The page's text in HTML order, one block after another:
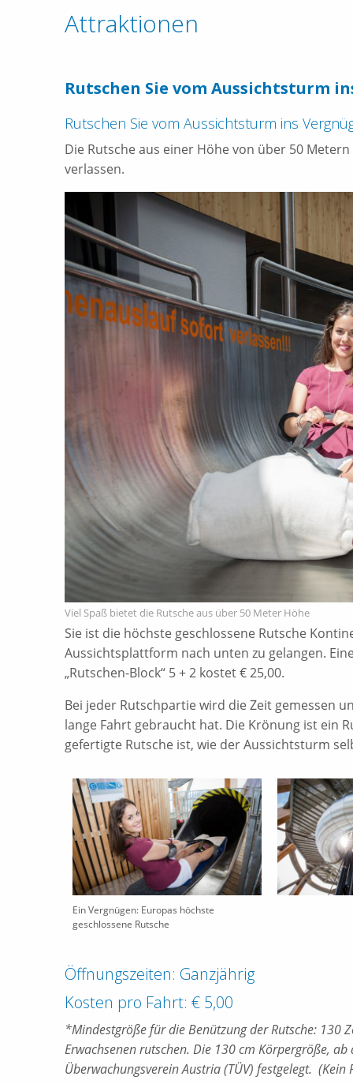
Attraktionen
Rutschen Sie vom Aussichtsturm
Rutschen Sie vom Aussichtsturm ins
Die Rutsche aus einer Höhe von über 50
verlassen.
Viel Spaß bietet die Rutsche aus über 50 Meter Höhe
Sie ist die höchste geschlossene Rutsche
Aussichtsplattform nach unten zu gelangen.
„Rutschen-Block“ 5 + 2 kostet € 25,00.
Bei jeder Rutschpartie wird die Zeit gemessen
lange Fahrt gebraucht hat. Die Krönung ist ein
gefertigte Rutsche ist, wie der Aussichtsturm
Ein Vergnügen: Europas höchste
geschlossene Rutsche
Öffnungszeiten: Ganzjährig
Kosten pro Fahrt: € 5,00
*Mindestgröße für die Benützung der Rutsche: 130
Erwachsenen rutschen. Die 130 cm Körpergröße,
Überwachungsverein Austria (TÜV) festgelegt.